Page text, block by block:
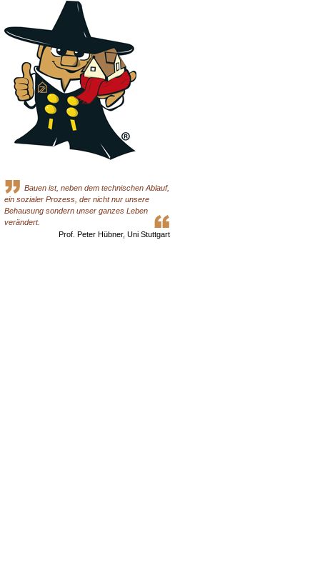
Bauen ist, neben dem technischen Ablauf,
ein sozialer Prozess, der nicht nur unsere
Behausung sondern unser ganzes Leben
verändert.
Prof. Peter Hübner, Uni Stuttgart